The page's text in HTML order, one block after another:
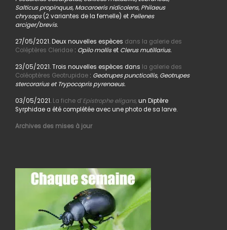
Salticus propinquus, Macaroeris nidicolens, Philaeus
chrysops(2 variantes de la femelle) et Pellenes
arciger/brevis.
27/05/2021. Deux nouvelles espèces dans la galerie des
Coléptères Cleridae: Opilo molliset Clerus mutillarius.
23/05/2021. Trois nouvelles espèces dans la galerie des
Coléoptères Geotrupidae: Geotrupes puncticollis, Geotrupes
stercorarius et Trypocopris pyrenaeus.
03/05/2021. La fiche d’Epistrophe eligans,un Diptère
Syrphidae a été complétée avec une photo de sa larve.
Archives des mises à jour